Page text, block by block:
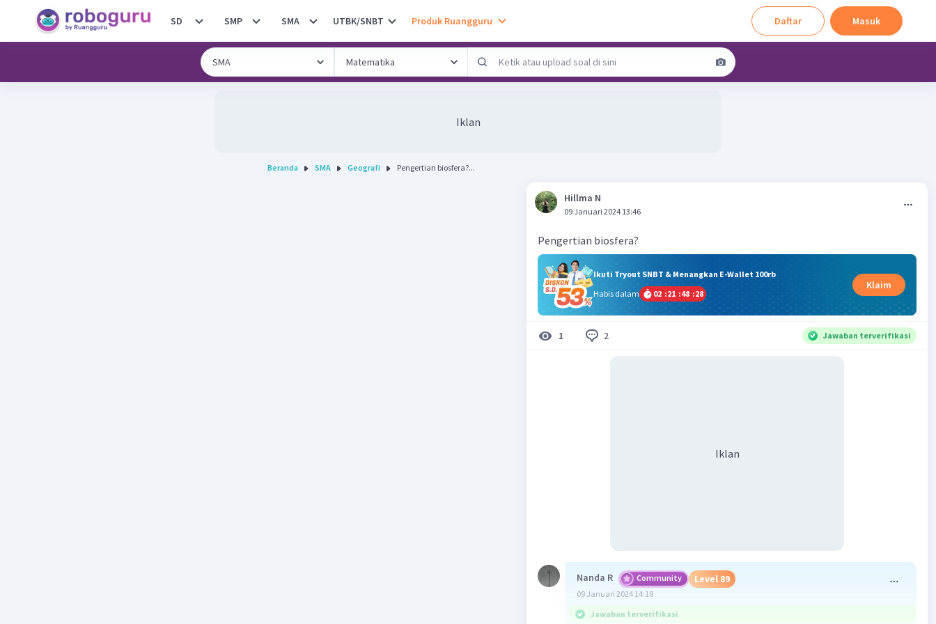
SD SMP SMA UTBK/SNBT Produk Ruangguru Daftar Masuk
Iklan
Beranda SMA Geografi Pengertian biosfera?...
Hillma N
09 Januari 2024 13:46
Ikuti Tryout SNBT & Menangkan E-Wallet 100rb
Habis dalam
02 :21 :48 :27
Klaim
1 2 Jawaban terverifikasi
Iklan
Nanda R Community Level 89
09 Januari 2024 14:18
Jawaban terverifikasi